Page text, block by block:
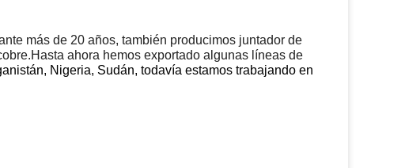
más de 20 años, también producimos juntador de
ahora hemos exportado algunas líneas de
Nigeria, Sudán, todavía estamos trabajando en